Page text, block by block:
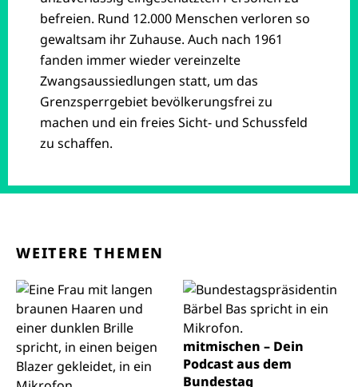
befreien. Rund 12.000 Menschen verloren so
gewaltsam ihr Zuhause. Auch nach 1961
fanden immer wieder vereinzelte
Zwangsaussiedlungen statt, um das
Grenzsperrgebiet bevölkerungsfrei zu
machen und ein freies Sicht- und Schussfeld
zu schaffen.
WEITERE THEMEN
mitmischen – Dein
Podcast aus dem
Bundestag